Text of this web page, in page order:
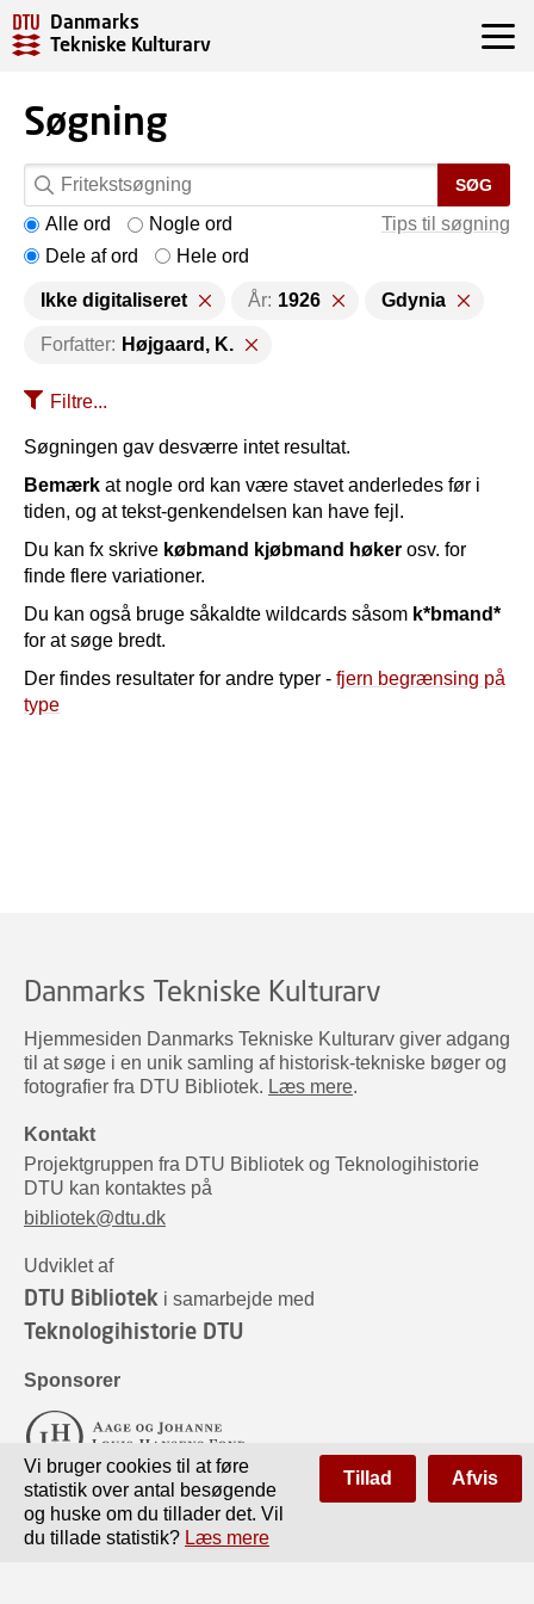
Danmarks
Tekniske Kulturarv
Søgning
SØG
Tips til søgning
Alle ord
Nogle ord
Dele af ord
Hele ord
Ikke digitaliseret År: 1926 Gdynia
Forfatter: Højgaard, K.
Filtre...
Søgningen gav desværre intet resultat.
Bemærk at nogle ord kan være stavet anderledes før i
tiden, og at tekst-genkendelsen kan have fejl.
Du kan fx skrive købmand kjøbmand høker osv. for
finde flere variationer.
Du kan også bruge såkaldte wildcards såsom k*bmand*
for at søge bredt.
Der findes resultater for andre typer - fjern begrænsing på
type
Danmarks Tekniske Kulturarv
Hjemmesiden Danmarks Tekniske Kulturarv giver adgang
til at søge i en unik samling af historisk-tekniske bøger og
fotografier fra DTU Bibliotek. Læs mere.
Kontakt
Projektgruppen fra DTU Bibliotek og Teknologihistorie
DTU kan kontaktes på
bibliotek@dtu.dk
Udviklet af
DTU Bibliotek i samarbejde med
Teknologihistorie DTU
Sponsorer
Vi bruger cookies til at føre
statistik over antal besøgende
og huske om du tillader det. Vil
du tillade statistik? Læs mere
Tillad Afvis